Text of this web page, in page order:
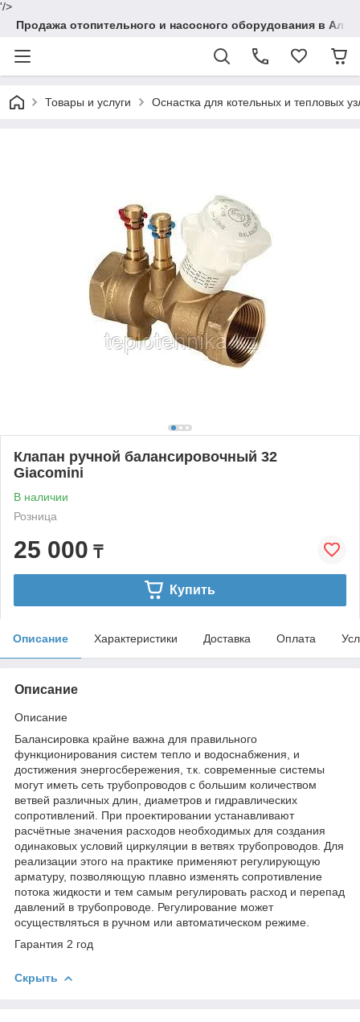
'/>
Продажа отопительного и насосного оборудования в
Товары и услуги Оснастка для котельных и тепловых
Клапан ручной балансировочный 32
Giacomini
В наличии
Розница
25 000 ₸
Купить
Описание Характеристики Доставка Оплата
Описание
Описание
Балансировка крайне важна для правильного
функционирования систем тепло и водоснабжения, и
достижения энергосбережения, т.к. современные системы
могут иметь сеть трубопроводов с большим количеством
ветвей различных длин, диаметров и гидравлических
сопротивлений. При проектировании устанавливают
расчётные значения расходов необходимых для создания
одинаковых условий циркуляции в ветвях трубопроводов. Для
реализации этого на практике применяют регулирующую
арматуру, позволяющую плавно изменять сопротивление
потока жидкости и тем самым регулировать расход и перепад
давлений в трубопроводе. Регулирование может
осуществляться в ручном или автоматическом режиме.
Гарантия 2 год
Скрыть